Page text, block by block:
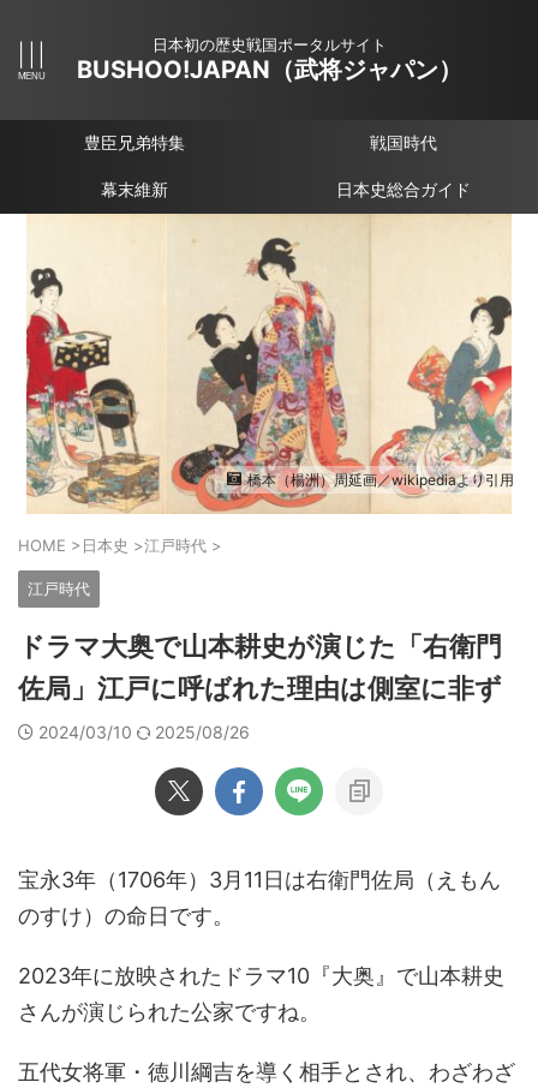
日本初の歴史戦国ポータルサイト
BUSHOO!JAPAN（武将ジャパン）
豊臣兄弟特集 戦国時代
幕末維新 日本史総合ガイド
橋本（楊洲）周延画／wikipediaより引用
HOME >日本史 >江戸時代 >
江戸時代
ドラマ大奥で山本耕史が演じた「右衛門
佐局」江戸に呼ばれた理由は側室に非ず
2024/03/10 2025/08/26
宝永3年（1706年）3月11日は右衛門佐局（えもん
のすけ）の命日です。
2023年に放映されたドラマ10『大奥』で山本耕史
さんが演じられた公家ですね。
五代女将軍・徳川綱吉を導く相手とされ、わざわざ